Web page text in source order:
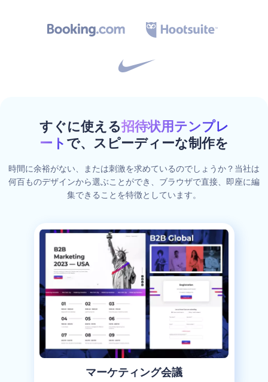
すぐに使える招待状用テンプレ
ート で、スピーディーな制作を
時間に余裕がない、または刺激を求めているのでしょうか？当社は
何百ものデザインから選ぶことができ、ブラウザで直接、即座に編
集できることを特徴としています。
マーケティング会議